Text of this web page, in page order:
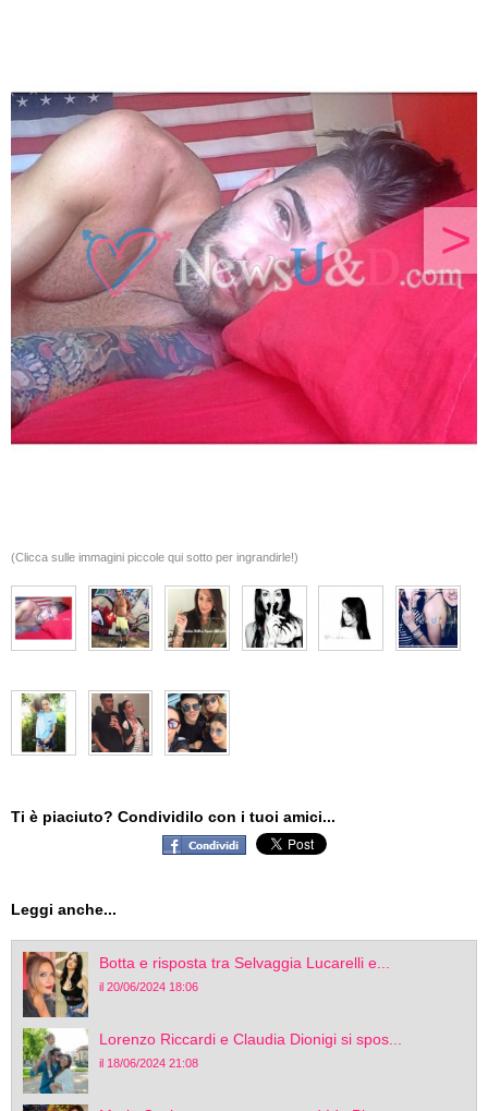
>
(Clicca sulle immagini piccole qui sotto per ingrandirle!)
Ti è piaciuto? Condividilo con i tuoi amici...
Leggi anche...
Botta e risposta tra Selvaggia Lucarelli e...
il 20/06/2024 18:06
Lorenzo Riccardi e Claudia Dionigi si spos...
il 18/06/2024 21:08